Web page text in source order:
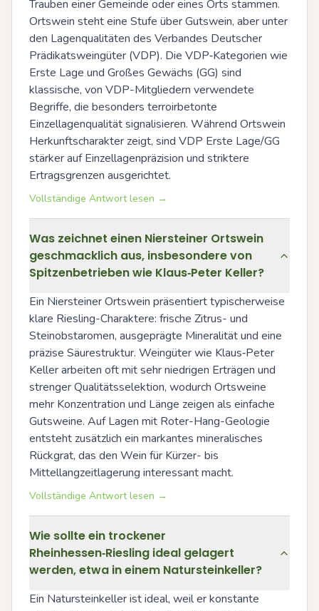
Trauben einer Gemeinde oder eines Orts stammen.
Ortswein steht eine Stufe über Gutswein, aber unter
den Lagenqualitäten des Verbandes Deutscher
Prädikatsweingüter (VDP). Die VDP‑Kategorien wie
Erste Lage und Großes Gewächs (GG) sind
klassische, von VDP-Mitgliedern verwendete
Begriffe, die besonders terroirbetonte
Einzellagenqualität signalisieren. Während Ortswein
Herkunftscharakter zeigt, sind VDP Erste Lage/GG
stärker auf Einzellagenpräzision und striktere
Ertragsgrenzen ausgerichtet.
Vollständige Antwort lesen →
Was zeichnet einen Niersteiner Ortswein
geschmacklich aus, insbesondere von
Spitzenbetrieben wie Klaus‑Peter Keller?
Ein Niersteiner Ortswein präsentiert typischerweise
klare Riesling-Charaktere: frische Zitrus- und
Steinobstaromen, ausgeprägte Mineralität und eine
präzise Säurestruktur. Weingüter wie Klaus‑Peter
Keller arbeiten oft mit sehr niedrigen Erträgen und
strenger Qualitätsselektion, wodurch Ortsweine
mehr Konzentration und Länge zeigen als einfache
Gutsweine. Auf Lagen mit Roter-Hang-Geologie
entsteht zusätzlich ein markantes mineralisches
Rückgrat, das den Wein für Kürzer- bis
Mittellangzeitlagerung interessant macht.
Vollständige Antwort lesen →
Wie sollte ein trockener
Rheinhessen‑Riesling ideal gelagert
werden, etwa in einem Natursteinkeller?
Ein Natursteinkeller ist ideal, weil er konstante